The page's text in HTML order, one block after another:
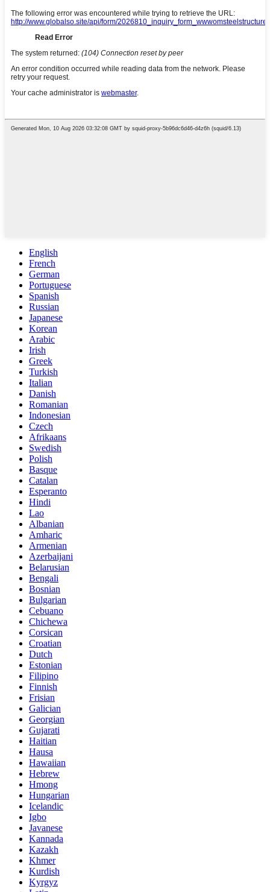
English
French
German
Portuguese
Spanish
Russian
Japanese
Korean
Arabic
Irish
Greek
Turkish
Italian
Danish
Romanian
Indonesian
Czech
Afrikaans
Swedish
Polish
Basque
Catalan
Esperanto
Hindi
Lao
Albanian
Amharic
Armenian
Azerbaijani
Belarusian
Bengali
Bosnian
Bulgarian
Cebuano
Chichewa
Corsican
Croatian
Dutch
Estonian
Filipino
Finnish
Frisian
Galician
Georgian
Gujarati
Haitian
Hausa
Hawaiian
Hebrew
Hmong
Hungarian
Icelandic
Igbo
Javanese
Kannada
Kazakh
Khmer
Kurdish
Kyrgyz